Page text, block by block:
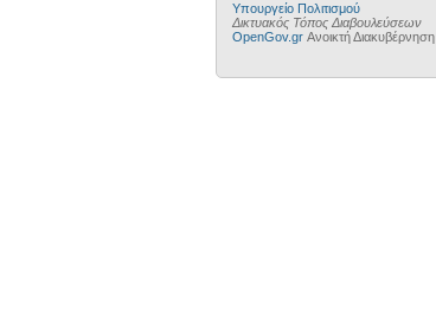
Υπουργείο Πολιτισμού
Δικτυακός Τόπος Διαβουλεύσεων
OpenGov.gr Ανοικτή Διακυβέρνηση